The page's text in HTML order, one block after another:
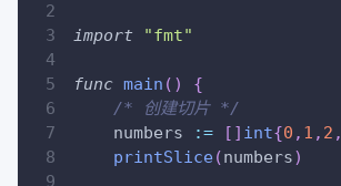
import "fmt"
func main ( )
{
/* 创建切片 */
    numbers
:= [ ] int{0 , 1 , 2 ,
printSlice(numbers)